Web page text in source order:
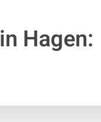
in Hagen: